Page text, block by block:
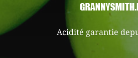
Acidité garantie